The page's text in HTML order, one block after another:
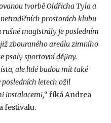
tvorbě Oldřicha Tyla a
netradičních prostorách klubu
rušné magistrály je posledním
zbouraného areálu zimního
psaly sportovní dějiny.
ale lidé budou mít také
letech ožil
instalacemi,“ říká Andrea
festivalu.